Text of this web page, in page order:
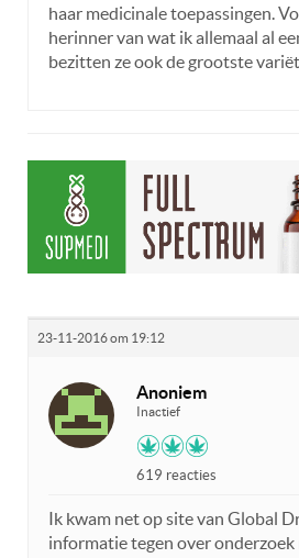
haar medicinale toepassingen.
herinner van wat ik allemaal al
bezitten ze ook de grootste
23-11-2016 om 19:12
Anoniem
Inactief
619 reacties
Ik kwam net op site van Global
informatie tegen over onderzoek